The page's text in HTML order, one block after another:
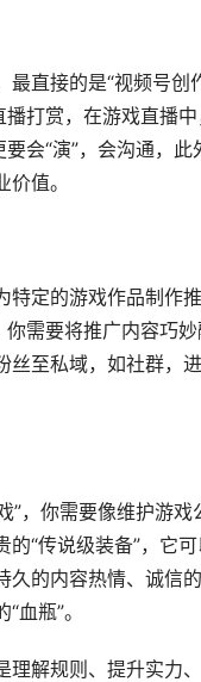
直接的是“视频号创
打赏，在游戏直播
会“演”，会沟通，
值。
定的游戏作品制作
需要将推广内容巧
至私域，如社群，
”，你需要像维护游
“传说级装备”，它
的内容热情、诚信
血瓶”。
解规则、提升实力